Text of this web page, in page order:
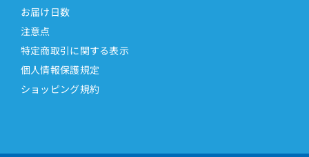
お届け日数
注意点
特定商取引に関する表示
個人情報保護規定
ショッピング規約